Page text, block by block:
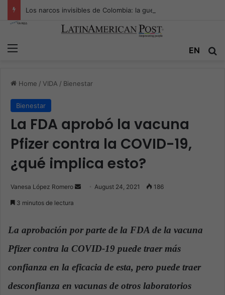
EN
Home / VIDA / Bienestar
Bienestar
La FDA aprobó la vacuna
Pfizer contra la COVID-19,
¿qué implica esto?
Vanesa López Romero
a
n
m
a
August 24, 2021 186
3 minutos de lectura
La aprobación por parte de la FDA de la vacuna
Pfizer contra la COVID-19 puede traer más
confianza en la eficacia de esta, pero puede traer
desconfianza en vacunas de otros laboratorios